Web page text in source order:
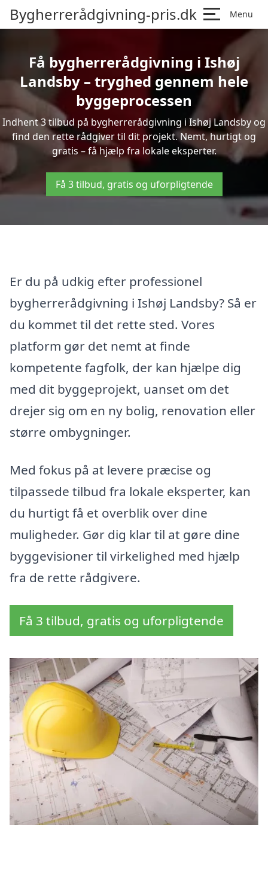
Bygherrerådgivning-pris.dk Menu
Få bygherrerådgivning i Ishøj
Landsby – tryghed gennem hele
byggeprocessen
Indhent 3 tilbud på bygherrerådgivning i Ishøj Landsby og
find den rette rådgiver til dit projekt. Nemt, hurtigt og
gratis – få hjælp fra lokale eksperter.
Få 3 tilbud, gratis og uforpligtende
Er du på udkig efter professionel
bygherrerådgivning i Ishøj Landsby? Så er
du kommet til det rette sted. Vores
platform gør det nemt at finde
kompetente fagfolk, der kan hjælpe dig
med dit byggeprojekt, uanset om det
drejer sig om en ny bolig, renovation eller
større ombygninger.
Med fokus på at levere præcise og
tilpassede tilbud fra lokale eksperter, kan
du hurtigt få et overblik over dine
muligheder. Gør dig klar til at gøre dine
byggevisioner til virkelighed med hjælp
fra de rette rådgivere.
Få 3 tilbud, gratis og uforpligtende